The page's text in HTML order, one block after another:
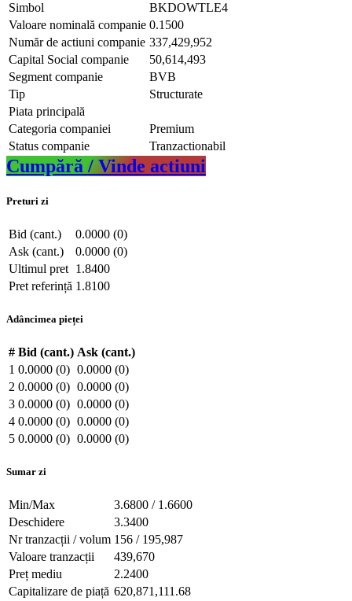
Simbol
BKDOWTLE4
Valoare nominală companie 0.1500
Număr de actiuni companie 337,429,952
Capital Social companie
50,614,493
Segment companie
BVB
Tip
Structurate
Piata principală
Categoria companiei
Premium
Status companie
Tranzactionabil
Cumpără / Vinde actiuni
Preturi zi
Bid (cant.)
0.0000 (0)
Ask (cant.)
0.0000 (0)
Ultimul pret 1.8400
Pret referință 1.8100
Adâncimea pieței
# Bid (cant.) Ask (cant.)
1 0.0000 (0) 0.0000 (0)
2 0.0000 (0) 0.0000 (0)
3 0.0000 (0) 0.0000 (0)
4 0.0000 (0) 0.0000 (0)
5 0.0000 (0) 0.0000 (0)
Sumar zi
Min/Max
3.6800 / 1.6600
Deschidere
3.3400
Nr tranzacții / volum 156 / 195,987
Valoare tranzacții
439,670
Preț mediu
2.2400
Capitalizare de piață 620,871,111.68